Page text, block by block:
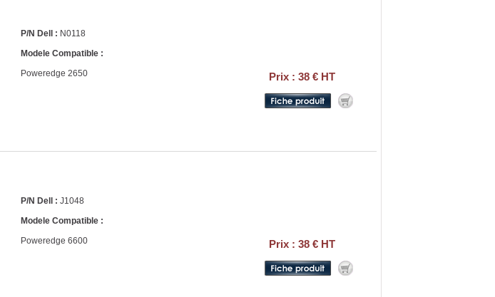
P/N Dell : N0118
Modele Compatible :
Poweredge 2650
Prix : 38 € HT
P/N Dell : J1048
Modele Compatible :
Poweredge 6600
Prix : 38 € HT